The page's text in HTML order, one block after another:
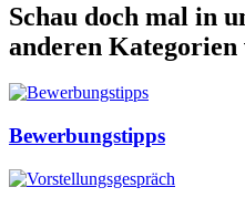
Schau doch mal in
anderen Kategorien
Bewerbungstipps